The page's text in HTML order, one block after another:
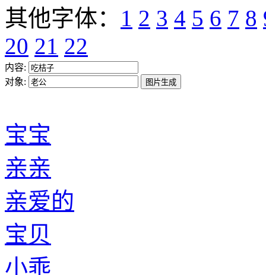
其他字体： 1 2 3 4 5 6 7 8
20 21 22
内容:
对象:
宝宝
亲亲
亲爱的
宝贝
小乖